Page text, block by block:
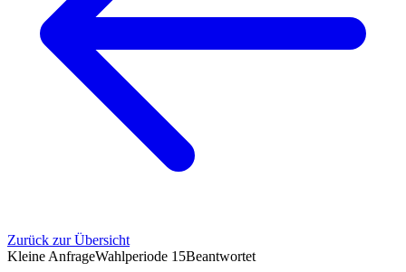
Zurück zur Übersicht
Kleine AnfrageWahlperiode 15Beantwortet